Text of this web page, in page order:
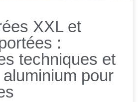
XXL et
:
techniques et
pour